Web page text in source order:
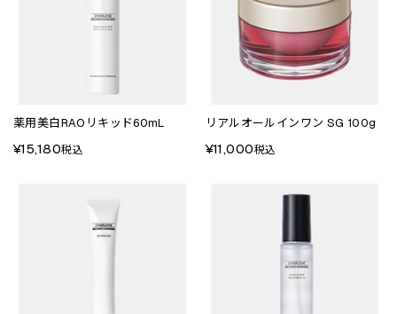
薬用美白RAOリキッド60mL
¥15,180税込
リアルオールインワン SG 100g
¥11,000税込